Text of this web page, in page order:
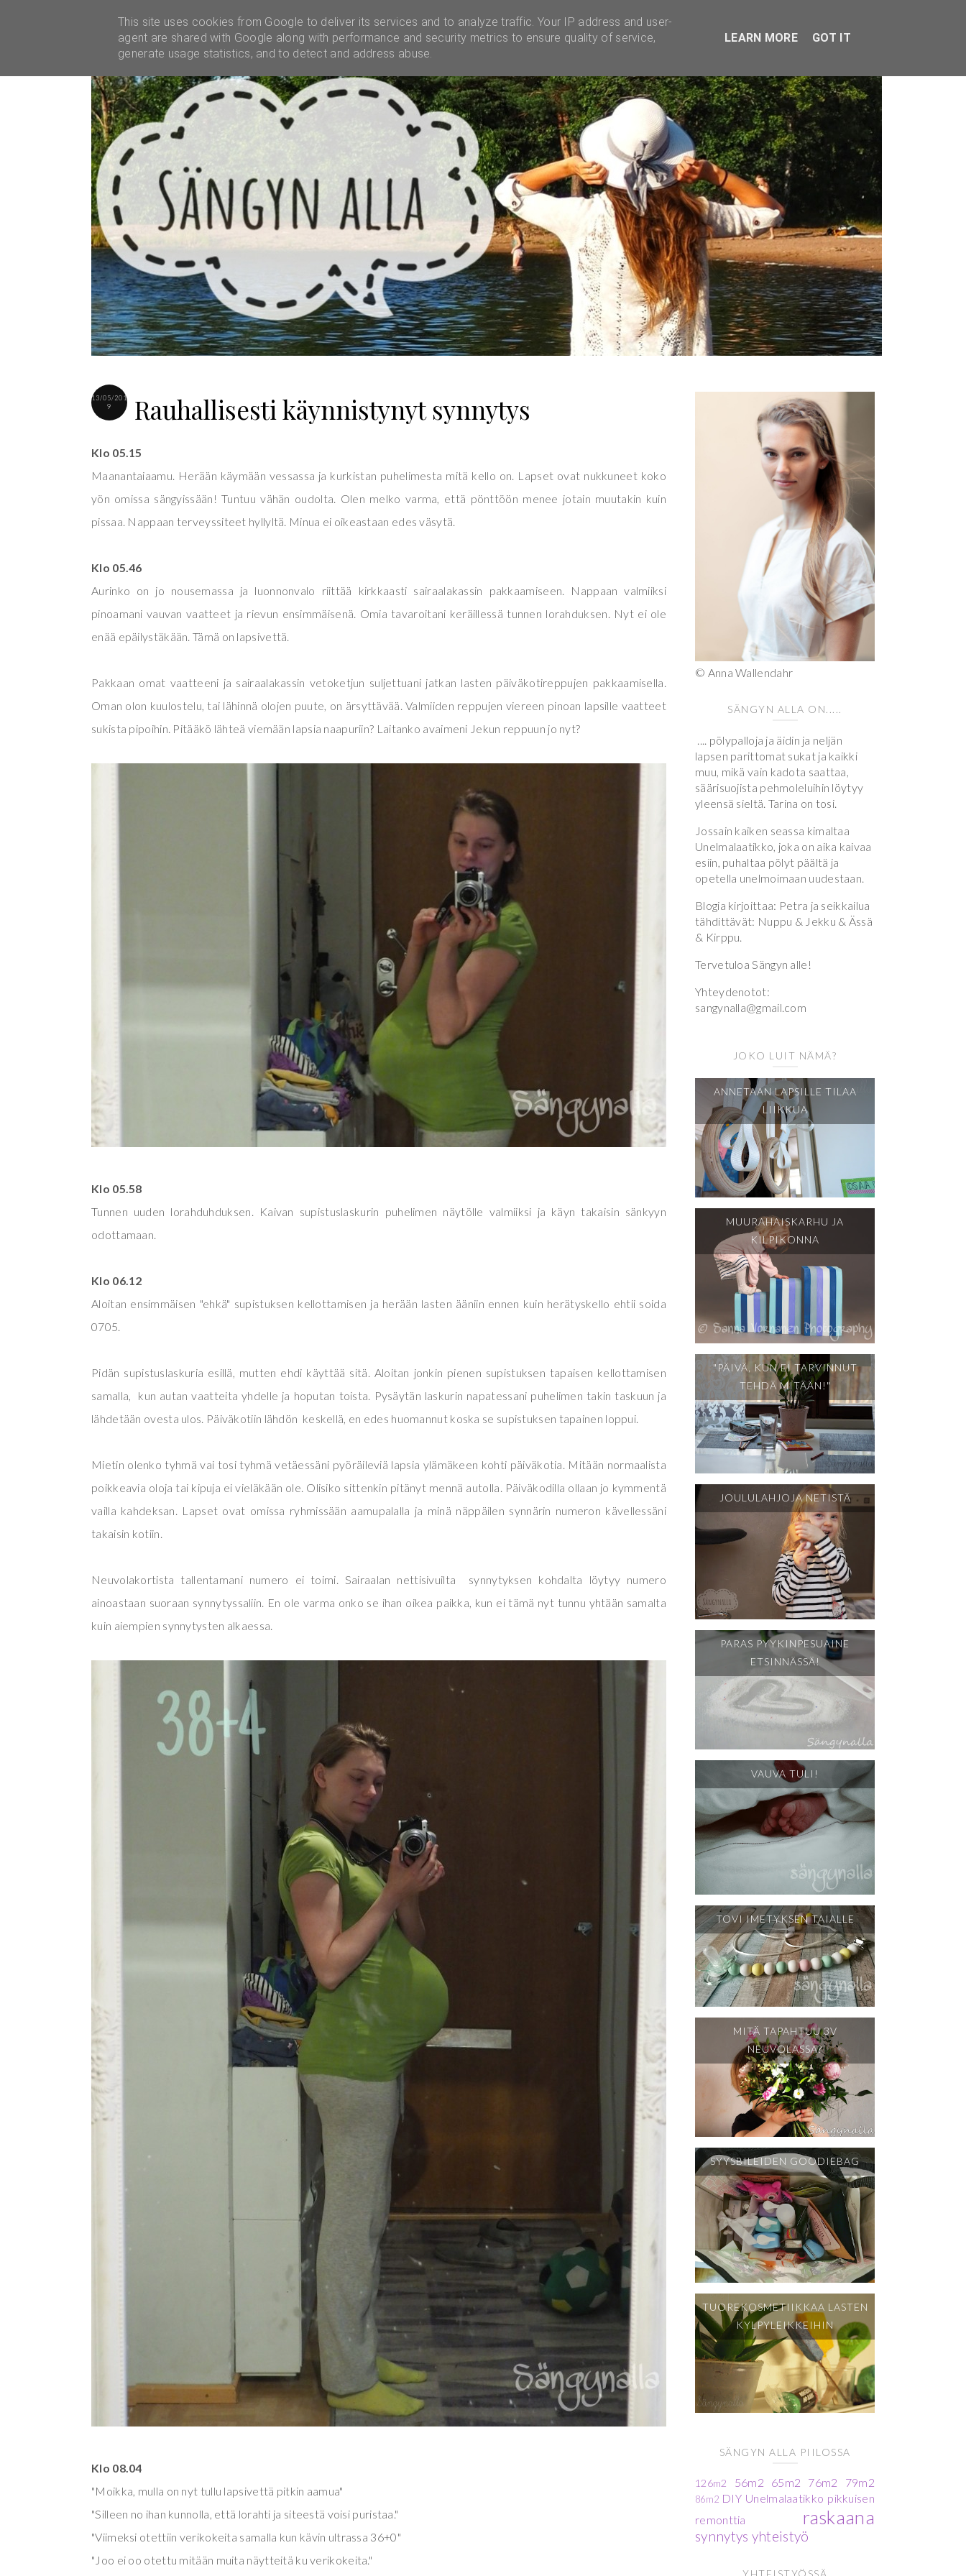
YHTEISTYÖT UNELMALAATIKKO
13/05/201
9
Rauhallisesti käynnistynyt synnytys
Klo 05.15
Maanantaiaamu. Herään käymään vessassa ja kurkistan puhelimesta mitä kello on. Lapset ovat nukkuneet koko
yön omissa sängyissään! Tuntuu vähän oudolta. Olen melko varma, että pönttöön menee jotain muutakin kuin
pissaa. Nappaan terveyssiteet hyllyltä. Minua ei oikeastaan edes väsytä.
Klo 05.46
Aurinko on jo nousemassa ja luonnonvalo riittää kirkkaasti sairaalakassin pakkaamiseen. Nappaan valmiiksi
pinoamani vauvan vaatteet ja rievun ensimmäisenä. Omia tavaroitani keräillessä tunnen lorahduksen. Nyt ei ole
enää epäilystäkään. Tämä on lapsivettä.
Pakkaan omat vaatteeni ja sairaalakassin vetoketjun suljettuani jatkan lasten päiväkotireppujen pakkaamisella.
Oman olon kuulostelu, tai lähinnä olojen puute, on ärsyttävää. Valmiiden reppujen viereen pinoan lapsille vaatteet
sukista pipoihin. Pitääkö lähteä viemään lapsia naapuriin? Laitanko avaimeni Jekun reppuun jo nyt?
Klo 05.58
Tunnen uuden lorahduhduksen. Kaivan supistuslaskurin puhelimen näytölle valmiiksi ja käyn takaisin sänkyyn
odottamaan.
Klo 06.12
Aloitan ensimmäisen "ehkä" supistuksen kellottamisen ja herään lasten ääniin ennen kuin herätyskello ehtii soida
0705.
Pidän supistuslaskuria esillä, mutten ehdi käyttää sitä. Aloitan jonkin pienen supistuksen tapaisen kellottamisen
samalla, kun autan vaatteita yhdelle ja hoputan toista. Pysäytän laskurin napatessani puhelimen takin taskuun ja
lähdetään ovesta ulos. Päiväkotiin lähdön keskellä, en edes huomannut koska se supistuksen tapainen loppui.
Mietin olenko tyhmä vai tosi tyhmä vetäessäni pyöräileviä lapsia ylämäkeen kohti päiväkotia. Mitään normaalista
poikkeavia oloja tai kipuja ei vieläkään ole. Olisiko sittenkin pitänyt mennä autolla. Päiväkodilla ollaan jo kymmentä
vailla kahdeksan. Lapset ovat omissa ryhmissään aamupalalla ja minä näppäilen synnärin numeron kävellessäni
takaisin kotiin.
Neuvolakortista tallentamani numero ei toimi. Sairaalan nettisivuilta synnytyksen kohdalta löytyy numero
ainoastaan suoraan synnytyssaliin. En ole varma onko se ihan oikea paikka, kun ei tämä nyt tunnu yhtään samalta
kuin aiempien synnytysten alkaessa.
Klo 08.04
"Moikka, mulla on nyt tullu lapsivettä pitkin aamua"
"Silleen no ihan kunnolla, että lorahti ja siteestä voisi puristaa."
"Viimeksi otettiin verikokeita samalla kun kävin ultrassa 36+0"
"Joo ei oo otettu mitään muita näytteitä ku verikokeita."
© Anna Wallendahr
SÄNGYN ALLA ON.....
.... pölypalloja ja äidin ja neljän
lapsen parittomat sukat ja kaikki
muu, mikä vain kadota saattaa,
säärisuojista pehmoleluihin löytyy
yleensä sieltä. Tarina on tosi.
Jossain kaiken seassa kimaltaa
Unelmalaatikko, joka on aika kaivaa
esiin, puhaltaa pölyt päältä ja
opetella unelmoimaan uudestaan.
Blogia kirjoittaa: Petra ja seikkailua
tähdittävät: Nuppu & Jekku & Ässä
& Kirppu.
Tervetuloa Sängyn alle!
Yhteydenotot:
sangynalla@gmail.com
JOKO LUIT NÄMÄ?
ANNETAAN LAPSILLE TILAA
LIIKKUA
MUURAHAISKARHU JA
KILPIKONNA
"PÄIVÄ, KUN EI TARVINNUT
TEHDÄ MITÄÄN!"
JOULULAHJOJA NETISTÄ
PARAS PYYKINPESUAINE
ETSINNÄSSÄ!
VAUVA TULI!
TOVI IMETYKSEN TAIALLE
MITÄ TAPAHTUU 3V
NEUVOLASSA?
SYYSBILEIDEN GOODIEBAG
TUOREKOSMETIIKKAA LASTEN
KYLPYLEIKKEIHIN
SÄNGYN ALLA PIILOSSA
126m2 56m2 65m2 76m2 79m2
86m2 DIY Unelmalaatikko pikkuisen
remonttia
raskaana
synnytys yhteistyö
This site uses cookies from Google to deliver its services and to analyze traffic. Your IP address and user-
agent are shared with Google along with performance and security metrics to ensure quality of service,
generate usage statistics, and to detect and address abuse.
LEARN MORE GOT IT